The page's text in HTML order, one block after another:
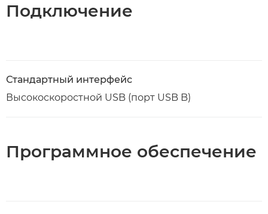
Подключение
Стандартный интерфейс
Высокоскоростной USB (порт USB B)
Программное обеспечение